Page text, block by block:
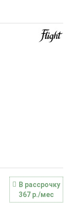
В рассрочку
367 р./мес